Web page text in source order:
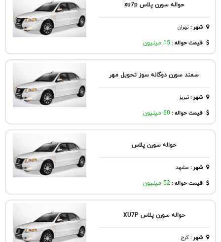
حواله سورن پلاس xu7p
شهر: تهران
قیمت حواله :15 میلیون
سمند سورن دوگانه سوز تحویل مهر
شهر:تبريز
قیمت حواله : 60 میلیون
حواله سورن پلاس
شهر: مشهد
قیمت حواله :52 میلیون
حواله سورن پلاس XU7P
شهر:كرج